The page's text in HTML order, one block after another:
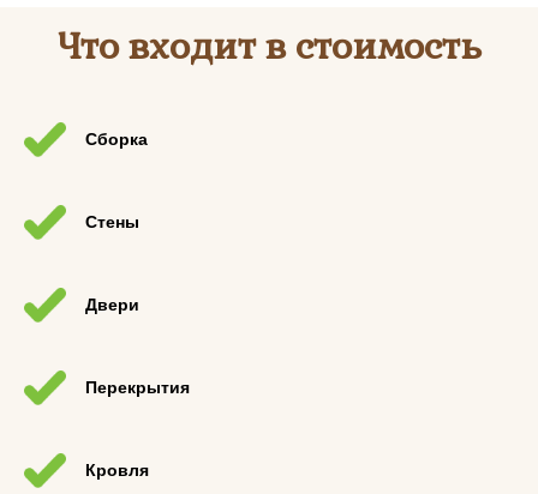
Что входит в стоимость
Сборка
Стены
Двери
Перекрытия
Кровля